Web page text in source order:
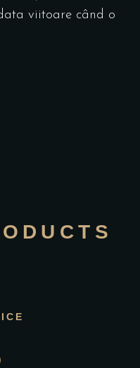
viitoare când o